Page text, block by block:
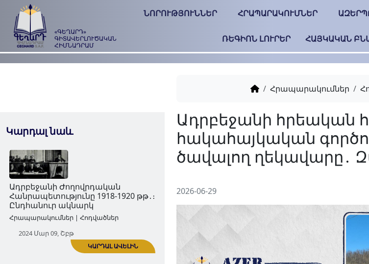
«ԳԵՂԱՐԴ»
ԳԻՏԱՎԵՐԼՈՒԾԱԿԱՆ
ՀԻՄՆԱԴՐԱՄ
ՆՈՐՈՒԹՅՈՒՆՆԵՐ ՀՐԱՊԱՐԱԿՈՒՄՆԵՐ
ՌԵԳԻՈՆ ԼՈՒՐԵՐ ՀԱՅԿԱԿԱՆ
Կարդալ նաև
Ադրբեջանի Ժողովրդական
Հանրապետությունը 1918-1920 թթ․։
Ընդհանուր ակնարկ
Հրապարակումներ
Ադրբեջանի
2026-06-29